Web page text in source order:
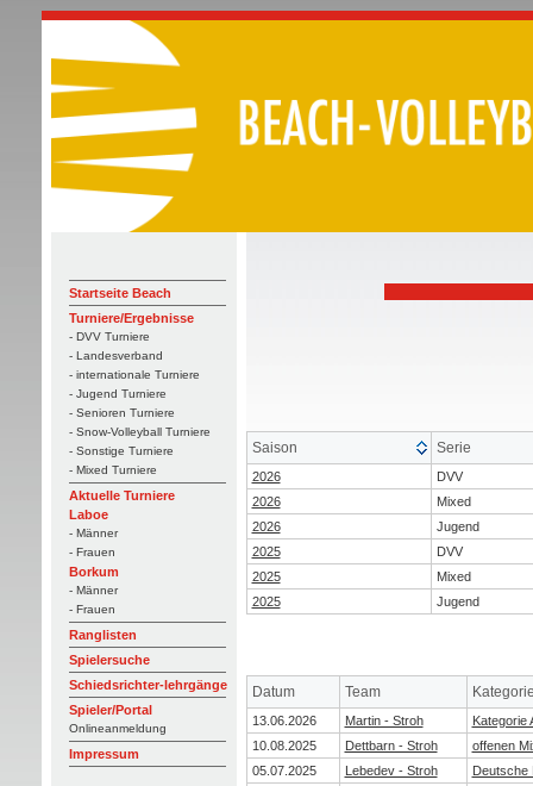
Startseite Beach
Turniere/Ergebnisse
- DVV Turniere
- Landesverband
- internationale Turniere
- Jugend Turniere
- Senioren Turniere
- Snow-Volleyball Turniere
- Sonstige Turniere
- Mixed Turniere
Aktuelle Turniere
Laboe
- Männer
- Frauen
Borkum
- Männer
- Frauen
Ranglisten
Spielersuche
Schiedsrichter-lehrgänge
Spieler/Portal
Onlineanmeldung
Impressum
Saison Serie
2026
DVV
2026
Mixed
2026
Jugend
2025
DVV
2025
Mixed
2025
Jugend
Datum Team
13.06.2026 Martin - Stroh
Kategorie
10.08.2025
Dettbarn - Stroh
offenen
05.07.2025
Lebedev - Stroh
Deutsche